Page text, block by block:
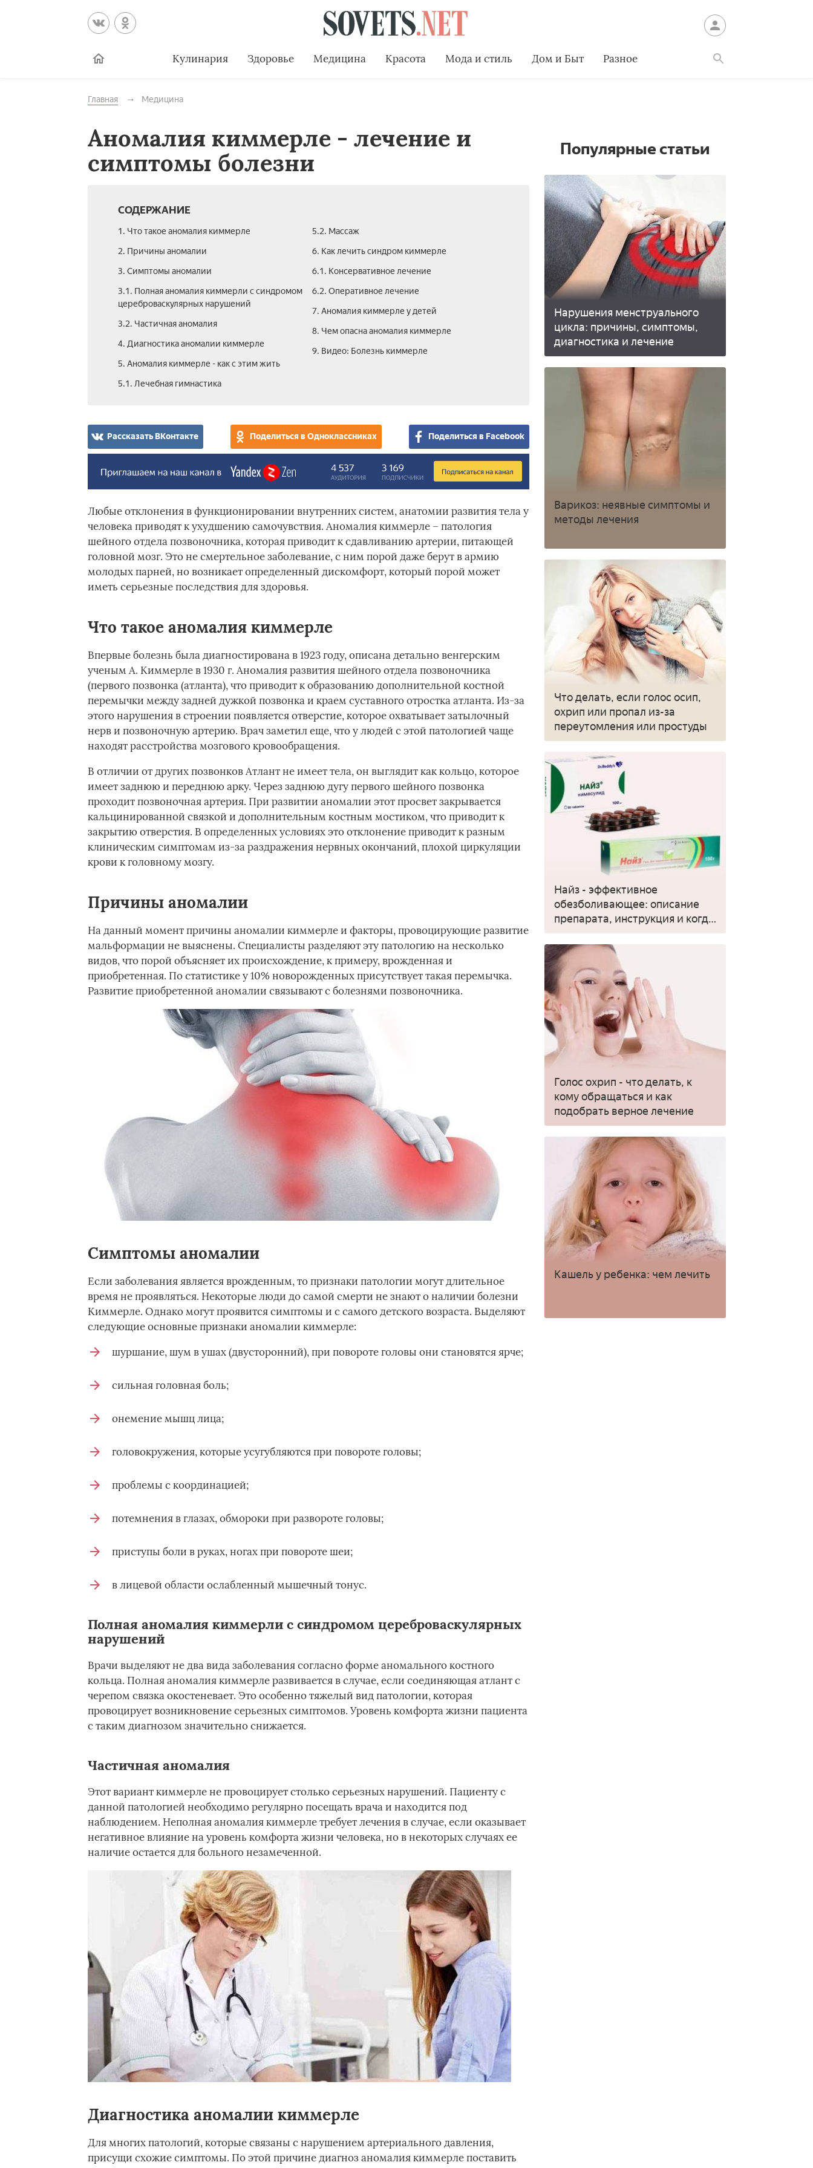
Кулинария Здоровье Медицина Красота Мода и стиль Дом и Быт Разное
Главная Медицина
Аномалия киммерле - лечение и
симптомы болезни
СОДЕРЖАНИЕ
1. Что такое аномалия киммерле
2. Причины аномалии
3. Симптомы аномалии
3.1. Полная аномалия киммерли с синдромом
цереброваскулярных нарушений
3.2. Частичная аномалия
4. Диагностика аномалии киммерле
5. Аномалия киммерле - как с этим жить
5.1. Лечебная гимнастика
5.2. Массаж
6. Как лечить синдром киммерле
6.1. Консервативное лечение
6.2. Оперативное лечение
7. Аномалия киммерле у детей
8. Чем опасна аномалия киммерле
9. Видео: Болезнь киммерле
Рассказать ВКонтакте Поделиться в Одноклассниках Поделиться в Facebook
Любые отклонения в функционировании внутренних систем, анатомии развития тела у
человека приводят к ухудшению самочувствия. Аномалия киммерле – патология
шейного отдела позвоночника, которая приводит к сдавливанию артерии, питающей
головной мозг. Это не смертельное заболевание, с ним порой даже берут в армию
молодых парней, но возникает определенный дискомфорт, который порой может
иметь серьезные последствия для здоровья.
Что такое аномалия киммерле
Впервые болезнь была диагностирована в 1923 году, описана детально венгерским
ученым А. Киммерле в 1930 г. Аномалия развития шейного отдела позвоночника
(первого позвонка (атланта), что приводит к образованию дополнительной костной
перемычки между задней дужкой позвонка и краем суставного отростка атланта. Из-за
этого нарушения в строении появляется отверстие, которое охватывает затылочный
нерв и позвоночную артерию. Врач заметил еще, что у людей с этой патологией чаще
находят расстройства мозгового кровообращения.
В отличии от других позвонков Атлант не имеет тела, он выглядит как кольцо, которое
имеет заднюю и переднюю арку. Через заднюю дугу первого шейного позвонка
проходит позвоночная артерия. При развитии аномалии этот просвет закрывается
кальцинированной связкой и дополнительным костным мостиком, что приводит к
закрытию отверстия. В определенных условиях это отклонение приводит к разным
клиническим симптомам из-за раздражения нервных окончаний, плохой циркуляции
крови к головному мозгу.
Причины аномалии
На данный момент причины аномалии киммерле и факторы, провоцирующие развитие
мальформации не выяснены. Специалисты разделяют эту патологию на несколько
видов, что порой объясняет их происхождение, к примеру, врожденная и
приобретенная. По статистике у 10% новорожденных присутствует такая перемычка.
Развитие приобретенной аномалии связывают с болезнями позвоночника.
Симптомы аномалии
Если заболевания является врожденным, то признаки патологии могут длительное
время не проявляться. Некоторые люди до самой смерти не знают о наличии болезни
Киммерле. Однако могут проявится симптомы и с самого детского возраста. Выделяют
следующие основные признаки аномалии киммерле:
шуршание, шум в ушах (двусторонний), при повороте головы они становятся ярче;
сильная головная боль;
онемение мышц лица;
головокружения, которые усугубляются при повороте головы;
проблемы с координацией;
потемнения в глазах, обмороки при развороте головы;
приступы боли в руках, ногах при повороте шеи;
в лицевой области ослабленный мышечный тонус.
Полная аномалия киммерли с синдромом цереброваскулярных
нарушений
Врачи выделяют не два вида заболевания согласно форме аномального костного
кольца. Полная аномалия киммерле развивается в случае, если соединяющая атлант с
черепом связка окостеневает. Это особенно тяжелый вид патологии, которая
провоцирует возникновение серьезных симптомов. Уровень комфорта жизни пациента
с таким диагнозом значительно снижается.
Частичная аномалия
Этот вариант киммерле не провоцирует столько серьезных нарушений. Пациенту с
данной патологией необходимо регулярно посещать врача и находится под
наблюдением. Неполная аномалия киммерле требует лечения в случае, если оказывает
негативное влияние на уровень комфорта жизни человека, но в некоторых случаях ее
наличие остается для больного незамеченной.
Диагностика аномалии киммерле
Для многих патологий, которые связаны с нарушением артериального давления,
присущи схожие симптомы. По этой причине диагноз аномалия киммерле поставить
Популярные статьи
Нарушения менструального
цикла: причины, симптомы,
диагностика и лечение
Варикоз: неявные симптомы и
методы лечения
Что делать, если голос осип,
охрип или пропал из-за
переутомления или простуды
Найз - эффективное
обезболивающее: описание
препарата, инструкция и когда
применять
Голос охрип - что делать, к
кому обращаться и как
подобрать верное лечение
Кашель у ребенка: чем лечить